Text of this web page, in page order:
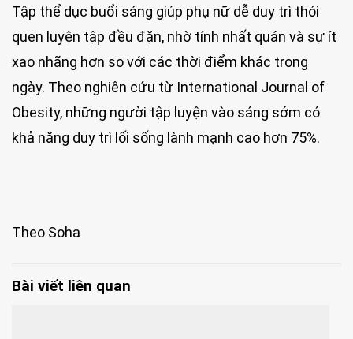
Tập thể dục buổi sáng giúp phụ nữ dễ duy trì thói
quen luyện tập đều đặn, nhờ tính nhất quán và sự ít
xao nhãng hơn so với các thời điểm khác trong
ngày. Theo nghiên cứu từ International Journal of
Obesity, những người tập luyện vào sáng sớm có
khả năng duy trì lối sống lành mạnh cao hơn 75%.
Theo Soha
Bài viết liên quan